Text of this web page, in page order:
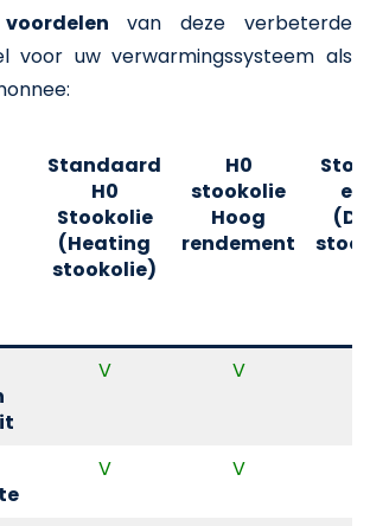
van deze verbeterde
voor uw verwarmingssysteem als
Standaard
H0
Stookolie
(Heating
stookolie)
H0
stookolie
Hoog
rendement
V V
V V